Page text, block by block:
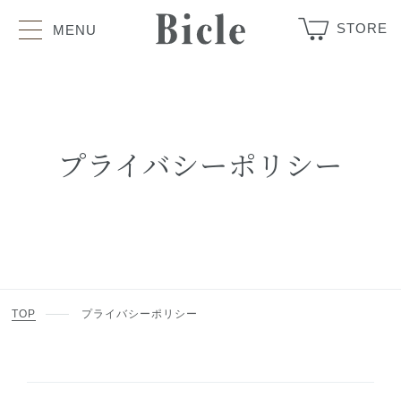
STORE
MENU
プライバシーポリシー
TOP プライバシーポリシー